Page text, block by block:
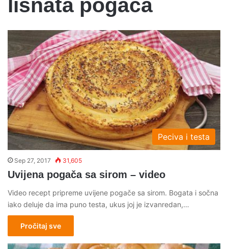
lisnata pogaca
Peciva i testa
Sep 27, 2017 31,605
Uvijena pogača sa sirom – video
Video recept pripreme uvijene pogače sa sirom. Bogata i sočna
iako deluje da ima puno testa, ukus joj je izvanredan,…
Pročitaj sve